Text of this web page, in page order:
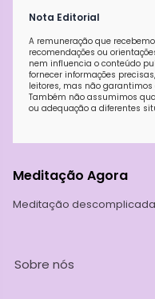
Nota Editorial
A remuneração que
recomendações ou
nem influencia o conteúdo
fornecer informações
leitores, mas não
Também não assumimos
ou adequação a diferentes
Meditação Agora
Meditação
Sobre nós